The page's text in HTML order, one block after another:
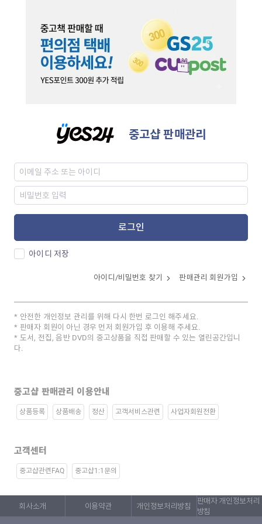
중고샵 판매관리
로그인
아이디 저장
아이디/비밀번호 찾기 판매관리 회원가입
안전한 개인정보 관리를 위해 다시 한번 로그인 해주세요.
판매자 회원이 아닌 경우 먼저 회원가입 후 이용해 주세요.
도서, 전집, 음반 DVD의 중고상품을 직접 판매할 수 있는 열린공간입니
다.
중고샵 판매관리 이용안내
상품등록 상품배송 정산 고객서비스관련 사업자회원전환
고객센터
중고샵관련FAQ 중고샵1:1문의
회사소개 이용약관 개인정보처리방침
판매자 개인정보처리
방침